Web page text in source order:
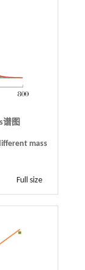
谱图
mass
Full size